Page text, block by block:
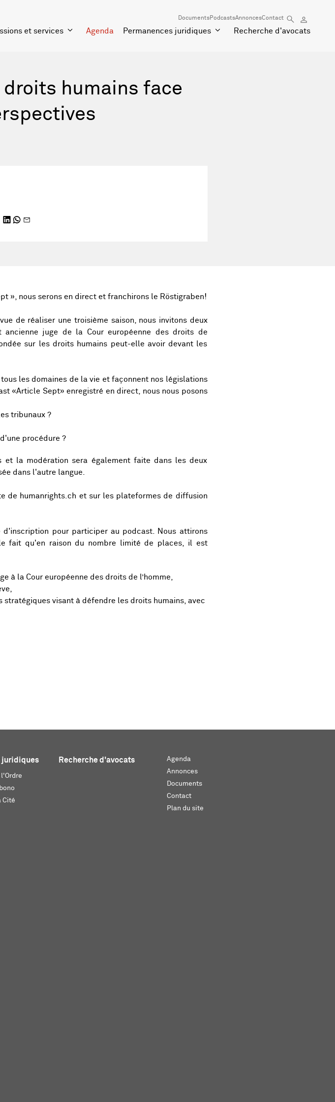
DocumentsPodcastsAnnoncesContact
et services Agenda Permanences juridiques Recherche d'avocats
humains face
», nous serons en direct et franchirons le Röstigraben!
de réaliser une troisième saison, nous invitons deux
ancienne juge de la Cour européenne des droits de
sur les droits humains peut-elle avoir devant les
les domaines de la vie et façonnent nos législations
«Article Sept» enregistré en direct, nous nous posons
tribunaux ?
procédure ?
et la modération sera également faite dans les deux
dans l'autre langue.
de humanrights.ch et sur les plateformes de diffusion
pour participer au podcast. Nous attirons
fait qu'en raison du nombre limité de places, il est
à la Cour européenne des droits de l’homme,
visant à défendre les droits humains, avec
juridiques
Cité
Recherche d'avocats
Agenda
Annonces
Documents
Contact
Plan du site